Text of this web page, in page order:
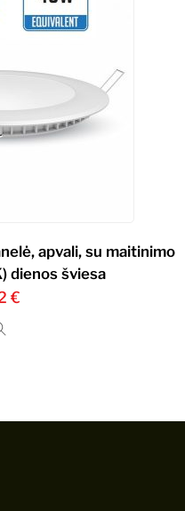
apvali, su maitinimo
dienos šviesa
€